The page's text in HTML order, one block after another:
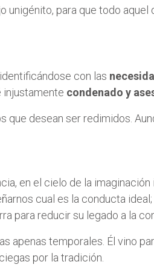
unigénito, para que todo
con las
injustamente condenado y
que desean ser redimidos.
en el cielo de la imaginación
cual es la conducta
para reducir su legado a la
apenas temporales. Él vino
por la tradición.